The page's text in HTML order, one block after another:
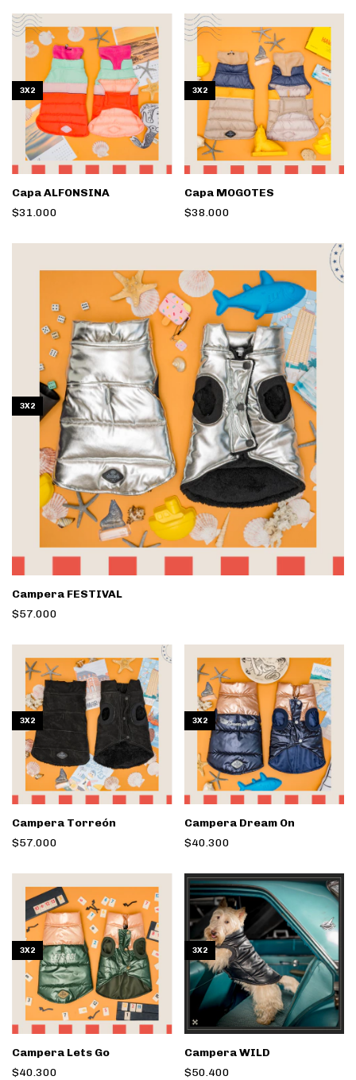
3X2
Capa ALFONSINA
$31.000
3X2
Capa MOGOTES
$38.000
3X2
Campera FESTIVAL
$57.000
3X2
Campera Torreón
$57.000
3X2
Campera Dream On
$40.300
3X2
Campera Lets Go
$40.300
3X2
Campera WILD
$50.400